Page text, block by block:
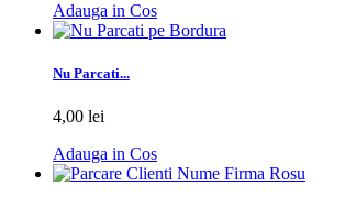
Adauga in Cos
Nu Parcati...
4,00 lei
Adauga in Cos